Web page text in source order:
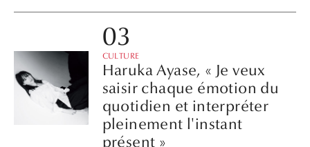
CULTURE
Haruka Ayase, « Je veux
saisir chaque émotion du
quotidien et interpréter
pleinement l'instant
présent »